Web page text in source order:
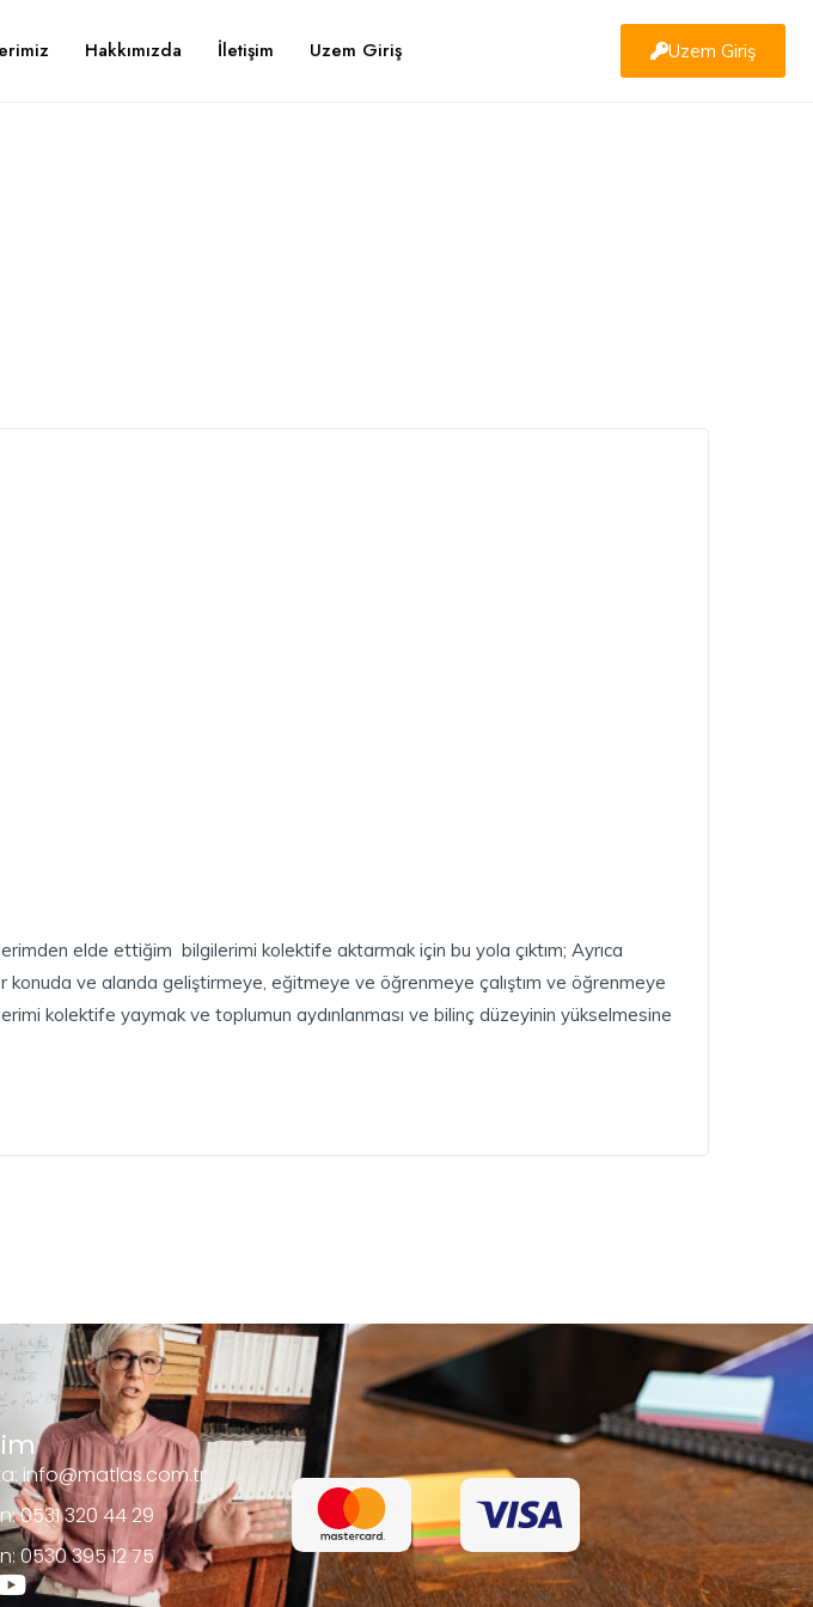
Hakkımızda İletişim Uzem Giriş Uzem Giriş
elde ettiğim bilgilerimi kolektife aktarmak için bu yola çıktım; Ayrıca
konuda ve alanda geliştirmeye, eğitmeye ve öğrenmeye çalıştım ve öğrenmeye
kolektife yaymak ve toplumun aydınlanması ve bilinç düzeyinin yükselmesine
info@matlas.com.tr
0531 320 44 29
0530 395 12 75